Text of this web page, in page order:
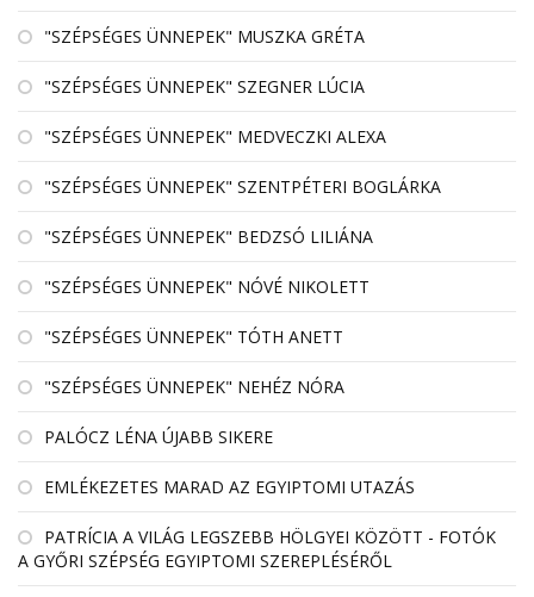
"SZÉPSÉGES ÜNNEPEK" MUSZKA GRÉTA
"SZÉPSÉGES ÜNNEPEK" SZEGNER LÚCIA
"SZÉPSÉGES ÜNNEPEK" MEDVECZKI ALEXA
"SZÉPSÉGES ÜNNEPEK" SZENTPÉTERI BOGLÁRKA
"SZÉPSÉGES ÜNNEPEK" BEDZSÓ LILIÁNA
"SZÉPSÉGES ÜNNEPEK" NÓVÉ NIKOLETT
"SZÉPSÉGES ÜNNEPEK" TÓTH ANETT
"SZÉPSÉGES ÜNNEPEK" NEHÉZ NÓRA
PALÓCZ LÉNA ÚJABB SIKERE
EMLÉKEZETES MARAD AZ EGYIPTOMI UTAZÁS
PATRÍCIA A VILÁG LEGSZEBB HÖLGYEI KÖZÖTT - FOTÓK
A GYŐRI SZÉPSÉG EGYIPTOMI SZEREPLÉSÉRŐL